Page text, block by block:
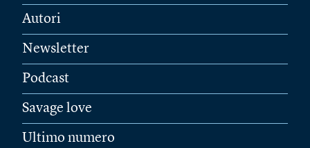
Autori
Newsletter
Podcast
Savage love
Ultimo numero